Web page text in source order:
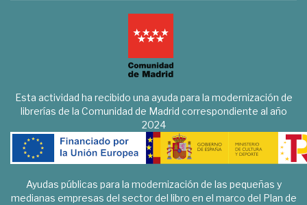
Esta actividad ha recibido una ayuda para la modernización de
librerías de la Comunidad de Madrid correspondiente al año
2024
Ayudas públicas para la modernización de las pequeñas y
medianas empresas del sector del libro en el marco del Plan de